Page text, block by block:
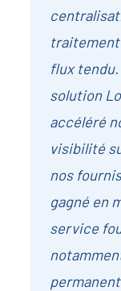
flux tendu.
solution
accéléré
visibilité
nos
gagné en
service